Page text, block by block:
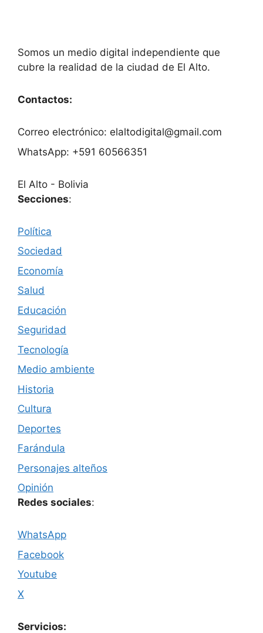
Somos un medio digital independiente que
cubre la realidad de la ciudad de El Alto.
Contactos:
Correo electrónico: elaltodigital@gmail.com
WhatsApp: +591 60566351
El Alto - Bolivia
Secciones:
Política
Sociedad
Economía
Salud
Educación
Seguridad
Tecnología
Medio ambiente
Historia
Cultura
Deportes
Farándula
Personajes alteños
Opinión
Redes sociales:
WhatsApp
Facebook
Youtube
X
Servicios: